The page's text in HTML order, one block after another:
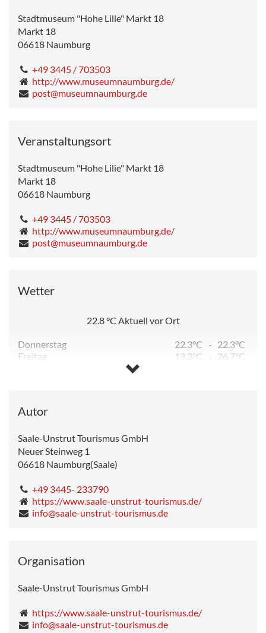
eine Voranmeldung wird gebeten unter 03445-200648
oderpost@museumnaumburg.de
auf Anfrage möglich.
„Gegenrevolution 1920. Der Kapp-Lüttwitz-Putsch in
Mitteldeutschland“ ist ein Ausstellungsprojekt von
Libellus – Wissenschaftlicher Dienst (LWD), gefördert
Verbraucherschutz aufgrund eines Beschlusses des
Arbeiter am 15. März 1920“ von Bernhard Heisig ist eine
Leihgabe der Kunstsammlung Gera.
Stadtmuseum "Hohe Lilie" Markt 18
Markt 18
06618 Naumburg
+49 3445 / 703503
http://www.museumnaumburg.de/
post@museumnaumburg.de
Veranstaltungsort
Stadtmuseum "Hohe Lilie" Markt 18
Markt 18
06618 Naumburg
+49 3445 / 703503
http://www.museumnaumburg.de/
post@museumnaumburg.de
Wetter
22.8°C Aktuell vor Ort
Donnerstag 22.3°C - 22.3°C
Freitag
13.3°C -
26.7°C
Autor
Saale-Unstrut Tourismus GmbH
Neuer Steinweg 1
06618 Naumburg(Saale)
+49 3445- 233790
https://www.saale-unstrut-tourismus.de/
info@saale-unstrut-tourismus.de
Organisation
Saale-Unstrut Tourismus GmbH
https://www.saale-unstrut-tourismus.de/
info@saale-unstrut-tourismus.de